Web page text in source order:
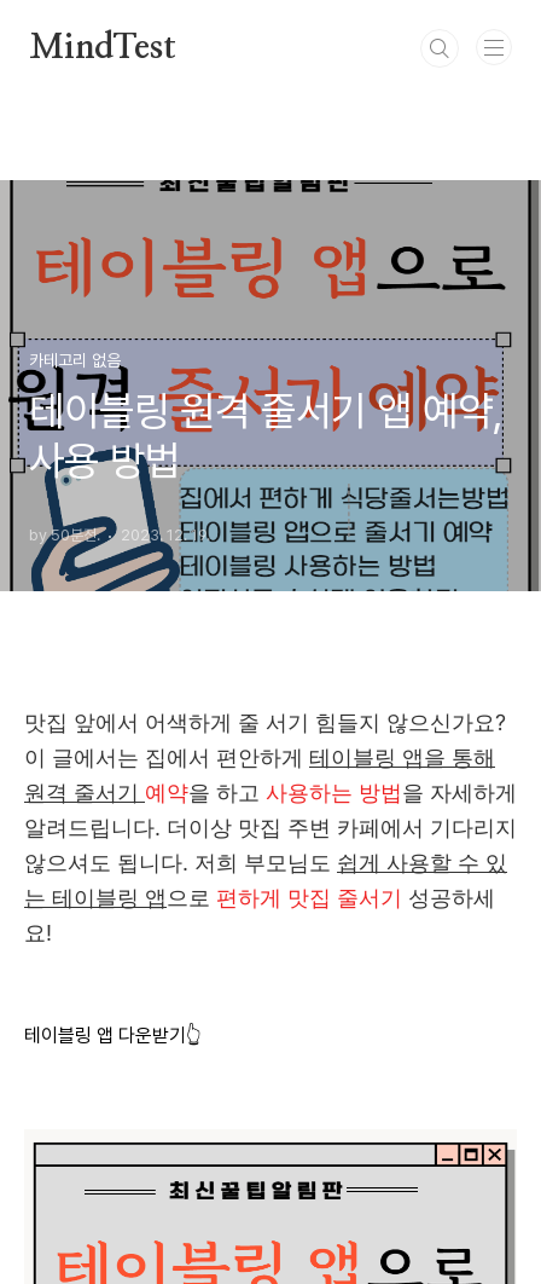
MindTest
카테고리 없음
테이블링 원격 줄서기 앱 예약,
사용 방법
by 50분전. 2023. 12. 19.
맛집 앞에서 어색하게 줄 서기 힘들지 않으신가요?
이 글에서는 집에서 편안하게 테이블링 앱을 통해
원격 줄서기 예약을 하고 사용하는 방법을 자세하게
알려드립니다. 더이상 맛집 주변 카페에서 기다리지
않으셔도 됩니다. 저희 부모님도 쉽게 사용할 수 있
는 테이블링 앱 으로 편하게 맛집 줄서기 성공하세
요!
테이블링 앱 다운받기👆